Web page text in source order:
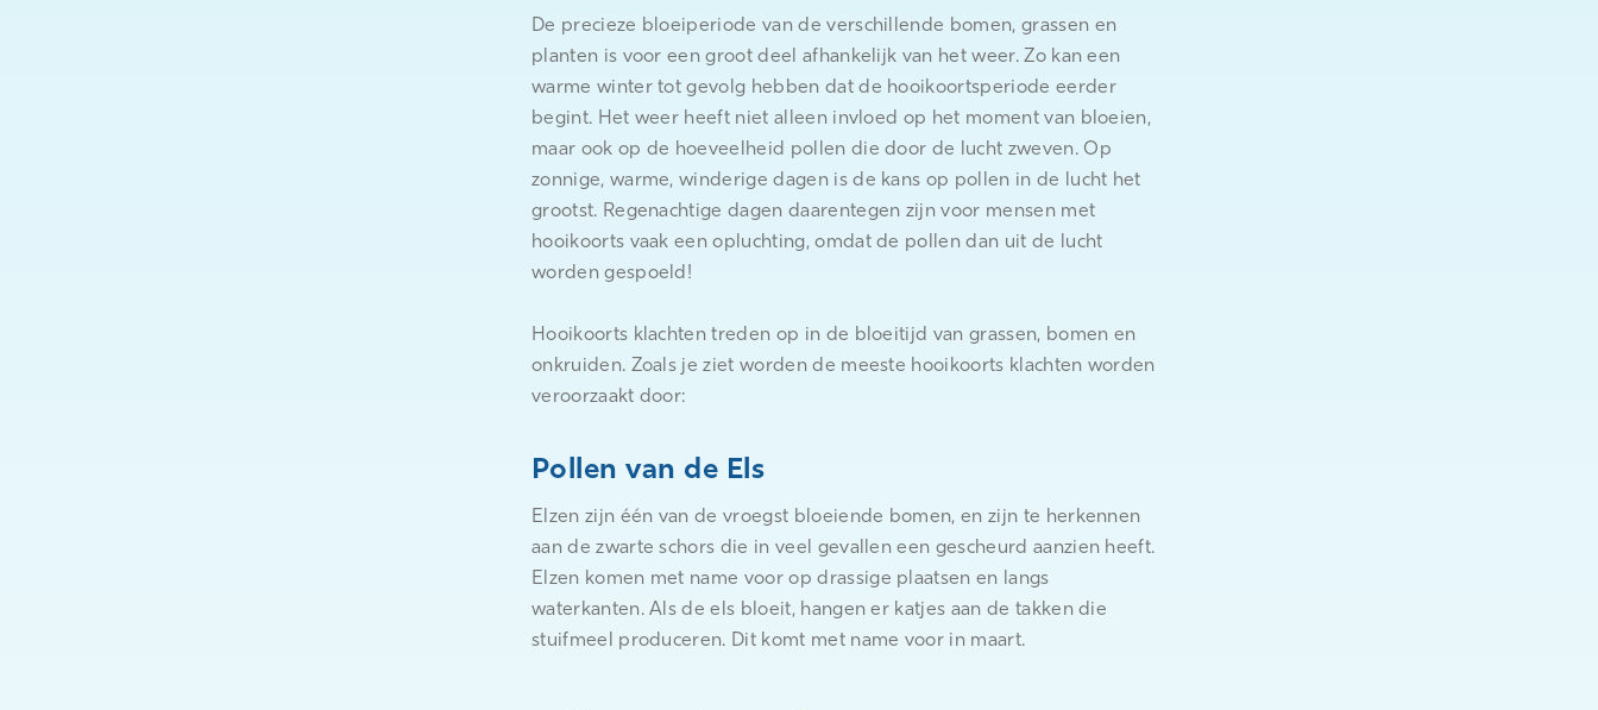
De precieze bloeiperiode van de verschillende bomen, grassen en
planten is voor een groot deel afhankelijk van het weer. Zo kan een
warme winter tot gevolg hebben dat de hooikoortsperiode eerder
begint. Het weer heeft niet alleen invloed op het moment van bloeien,
maar ook op de hoeveelheid pollen die door de lucht zweven. Op
zonnige, warme, winderige dagen is de kans op pollen in de lucht het
grootst. Regenachtige dagen daarentegen zijn voor mensen met
hooikoorts vaak een opluchting, omdat de pollen dan uit de lucht
worden gespoeld!
Hooikoorts klachten treden op in de bloeitijd van grassen, bomen en
onkruiden. Zoals je ziet worden de meeste hooikoorts klachten worden
veroorzaakt door:
Pollen van de Els
Elzen zijn één van de vroegst bloeiende bomen, en zijn te herkennen
aan de zwarte schors die in veel gevallen een gescheurd aanzien heeft.
Elzen komen met name voor op drassige plaatsen en langs
waterkanten. Als de els bloeit, hangen er katjes aan de takken die
stuifmeel produceren. Dit komt met name voor in maart.